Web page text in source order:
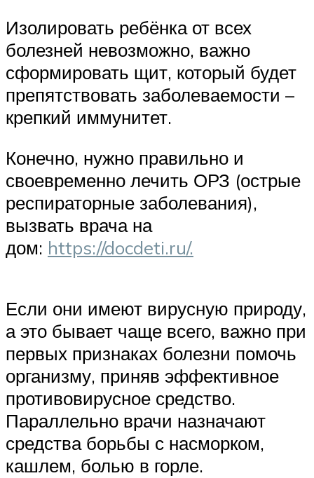
Изолировать ребёнка от всех
болезней невозможно, важно
сформировать щит, который будет
препятствовать заболеваемости –
крепкий иммунитет.
Конечно, нужно правильно и
своевременно лечить ОРЗ (острые
респираторные заболевания),
вызвать врача на
дом: https://docdeti.ru/.
Если они имеют вирусную природу,
а это бывает чаще всего, важно при
первых признаках болезни помочь
организму, приняв эффективное
противовирусное средство.
Параллельно врачи назначают
средства борьбы с насморком,
кашлем, болью в горле.